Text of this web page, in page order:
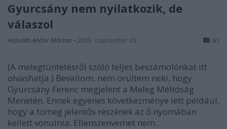
Gyurcsány nem nyilatkozik, de
válaszol
Horváth Andor Márton • 2009. szeptember 05. 61
(A melegtüntetésről szóló teljes beszámolónkat itt
olvashatja.) Bevallom, nem örültem neki, hogy
Gyurcsány Ferenc megjelent a Meleg Méltóság
Menetén. Ennek egyenes következménye lett például,
hogy a tömeg jelentős részének az ő nyomában
kellett vonulnia. Ellenszenvemet nem…